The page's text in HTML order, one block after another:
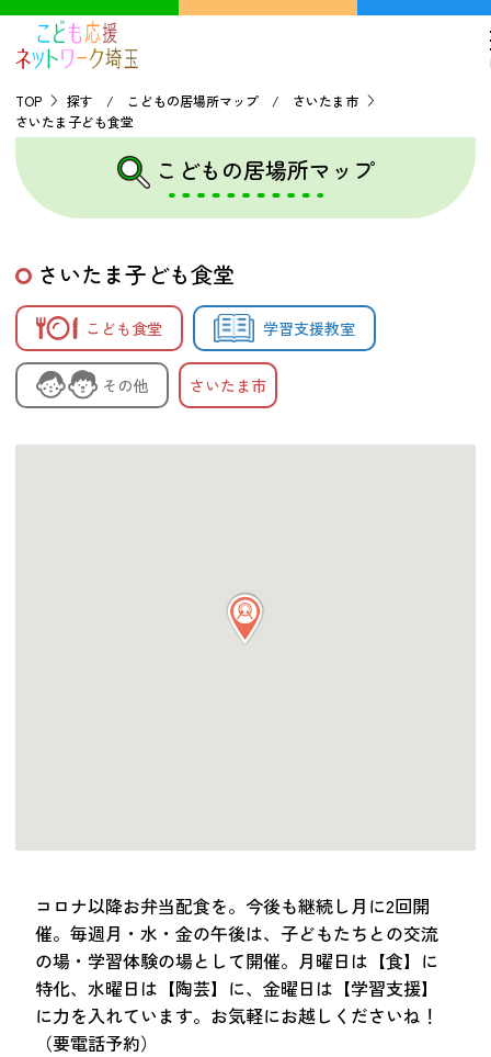
新着情報 音声読み上げ
会員登録
お問い合わせ
TOP
こどもの貧困について
探す
こどもの居場所マップ
フードパントリーマップ
地域ネットワークの紹介
お金を寄付する（埼玉県社会福祉協議会HP）
TOP
探す / こどもの居場所マップ / さいたま市
さいたま子ども食堂
こどもの居場所マップ
さいたま子ども食堂
こども食堂 学習支援教室
その他 さいたま市
コロナ以降お弁当配食を。今後も継続し月に2回開
催。毎週月・水・金の午後は、子どもたちとの交流
の場・学習体験の場として開催。月曜日は【食】に
特化、水曜日は【陶芸】に、金曜日は【学習支援】
に力を入れています。お気軽にお越しくださいね！
（要電話予約）